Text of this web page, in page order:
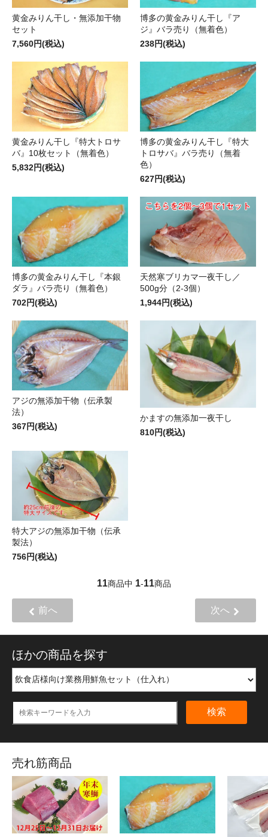
黄金みりん干し・無添加干物
セット
7,560円(税込)
博多の黄金みりん干し『ア
ジ』バラ売り（無着色）
238円(税込)
黄金みりん干し『特大トロサ
バ』10枚セット（無着色）
5,832円(税込)
博多の黄金みりん干し『特大
トロサバ』バラ売り（無着
色）
627円(税込)
博多の黄金みりん干し『本銀
ダラ』バラ売り（無着色）
702円(税込)
天然寒ブリカマ一夜干し／
500g分（2-3個）
1,944円(税込)
アジの無添加干物（伝承製
法）
367円(税込)
かますの無添加一夜干し
810円(税込)
特大アジの無添加干物（伝承
製法）
756円(税込)
11商品中 1-11商品
前へ 次へ
ほかの商品を探す
検索
売れ筋商品